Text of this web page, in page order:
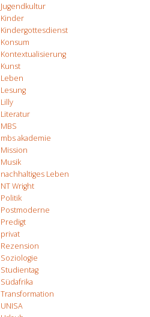
Jugendkultur
Kinder
Kindergottesdienst
Konsum
Kontextualisierung
Kunst
Leben
Lesung
Lilly
Literatur
MBS
mbs akademie
Mission
Musik
nachhaltiges Leben
NT Wright
Politik
Postmoderne
Predigt
privat
Rezension
Soziologie
Studientag
Südafrika
Transformation
UNISA